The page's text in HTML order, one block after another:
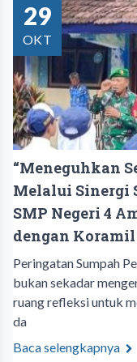
29
OKT
“Meneguhkan
Melalui Sinergi
SMP Negeri 4
dengan Koramil
Peringatan Sumpah
bukan sekadar
ruang refleksi untuk
da
Baca selengkapnya